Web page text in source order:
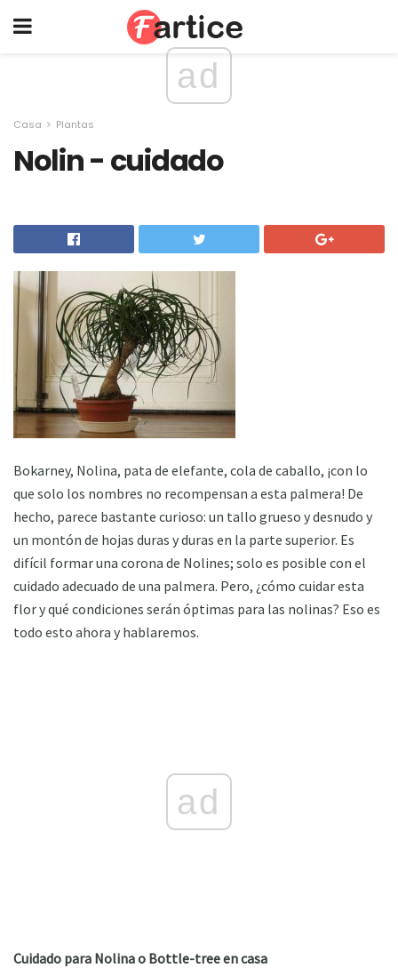
ad
Casa Plantas
Nolin - cuidado
Bokarney, Nolina, pata de elefante, cola de caballo, ¡con lo
que solo los nombres no recompensan a esta palmera! De
hecho, parece bastante curioso: un tallo grueso y desnudo y
un montón de hojas duras y duras en la parte superior. Es
difícil formar una corona de Nolines; solo es posible con el
cuidado adecuado de una palmera. Pero, ¿cómo cuidar esta
flor y qué condiciones serán óptimas para las nolinas? Eso es
todo esto ahora y hablaremos.
ad
Cuidado para Nolina o Bottle-tree en casa